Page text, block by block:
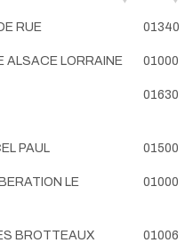
RUE 01340
ALSACE LORRAINE 01000
01630
PAUL 01500
LE 01000
BROTTEAUX 01006